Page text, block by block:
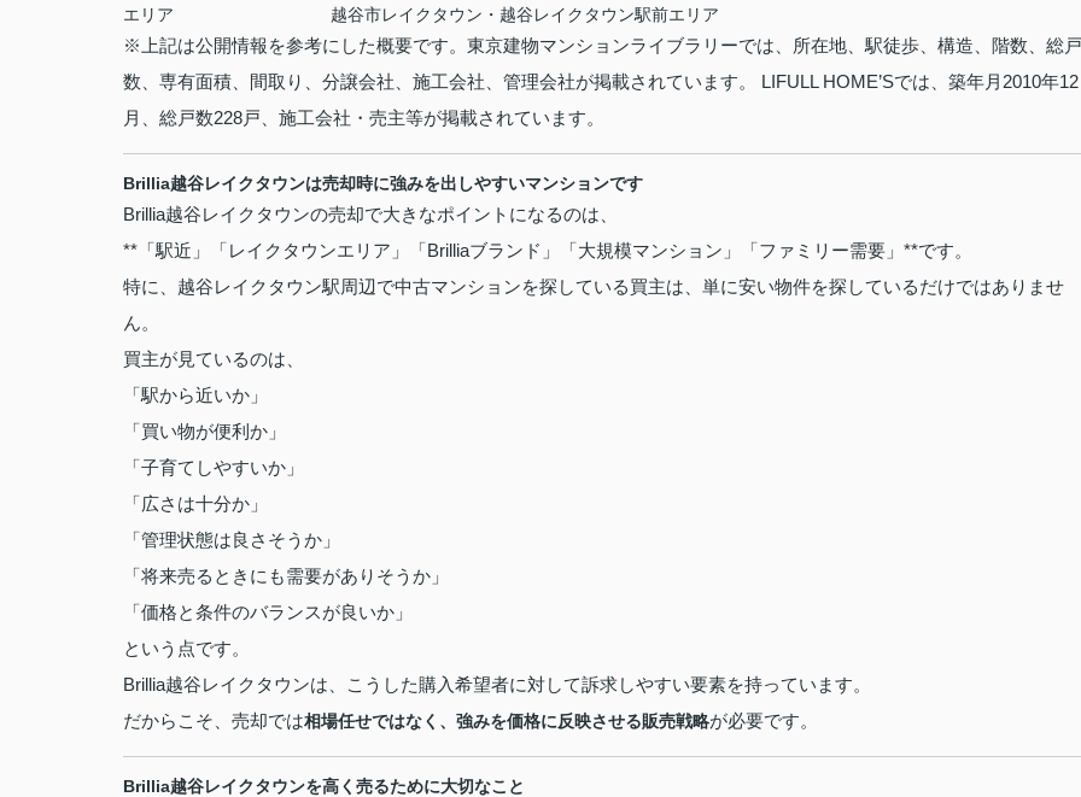
エリア
越谷市レイクタウン・越谷レイクタウン駅前エリア
※上記は公開情報を参考にした概要です。東京建物マンションライブラリーでは、所在地、駅徒歩、構造、階数、総戸
数、専有面積、間取り、分譲会社、施工会社、管理会社が掲載されています。
LIFULL HOME’Sでは、築年月2010年12
月、総戸数228戸、施工会社・売主等が掲載されています。
Brillia越谷レイクタウンは売却時に強みを出しやすいマンションです
Brillia越谷レイクタウンの売却で大きなポイントになるのは、
**「駅近」「レイクタウンエリア」「Brilliaブランド」「大規模マンション」「ファミリー需要」**です。
特に、越谷レイクタウン駅周辺で中古マンションを探している買主は、単に安い物件を探しているだけではありませ
ん。
買主が見ているのは、
「駅から近いか」
「買い物が便利か」
「子育てしやすいか」
「広さは十分か」
「管理状態は良さそうか」
「将来売るときにも需要がありそうか」
「価格と条件のバランスが良いか」
という点です。
Brillia越谷レイクタウンは、こうした購入希望者に対して訴求しやすい要素を持っています。
だからこそ、売却では相場任せではなく、強みを価格に反映させる販売戦略が必要です。
Brillia越谷レイクタウンを高く売るために大切なこと